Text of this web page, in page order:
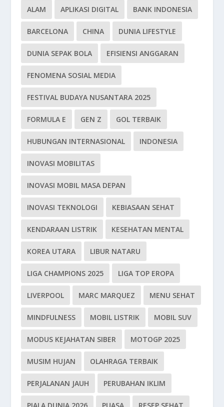
ALAM APLIKASI DIGITAL BANK INDONESIA
BARCELONA CHINA DUNIA LIFESTYLE
DUNIA SEPAK BOLA EFISIENSI ANGGARAN
FENOMENA SOSIAL MEDIA
FESTIVAL BUDAYA NUSANTARA 2025
FORMULA E GEN Z GOL TERBAIK
HUBUNGAN INTERNASIONAL INDONESIA
INOVASI MOBILITAS
INOVASI MOBIL MASA DEPAN
INOVASI TEKNOLOGI KEBIASAAN SEHAT
KENDARAAN LISTRIK KESEHATAN MENTAL
KOREA UTARA LIBUR NATARU
LIGA CHAMPIONS 2025 LIGA TOP EROPA
LIVERPOOL MARC MARQUEZ MENU SEHAT
MINDFULNESS MOBIL LISTRIK MOBIL SUV
MODUS KEJAHATAN SIBER MOTOGP 2025
MUSIM HUJAN OLAHRAGA TERBAIK
PERJALANAN JAUH PERUBAHAN IKLIM
PIALA DUNIA 2026 PUASA RESEP SEHAT